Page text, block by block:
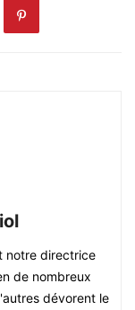
notre directrice
de nombreux
dévorent le